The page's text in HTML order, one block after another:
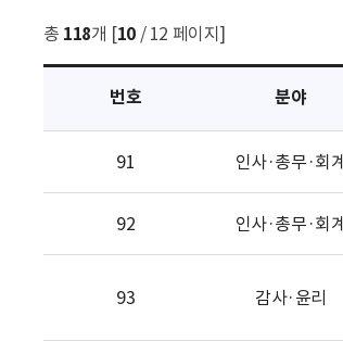
총 118개 [10 / 12 페이지]
번호 분야
91 인사·총무·회계
92 인사·총무·회계
93 감사·윤리